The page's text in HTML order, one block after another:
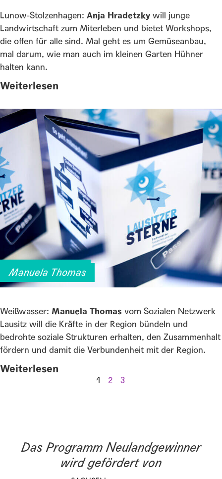
Lunow-Stolzenhagen: Anja Hradetzky will junge
Landwirtschaft zum Miterleben und bietet Workshops,
die offen für alle sind. Mal geht es um Gemüseanbau,
mal darum, wie man auch im kleinen Garten Hühner
halten kann.
Weiterlesen
Manuela Thomas
Lausitzer Sterne
Weißwasser: Manuela Thomas vom Sozialen Netzwerk
Lausitz will die Kräfte in der Region bündeln und
bedrohte soziale Strukturen erhalten, den Zusammenhalt
fördern und damit die Verbundenheit mit der Region.
Weiterlesen
1 2 3
Das Programm Neulandgewinner
wird gefördert von